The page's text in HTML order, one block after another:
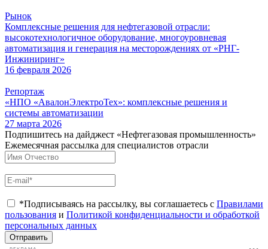
Рынок
Комплексные решения для нефтегазовой отрасли:
высокотехнологичное оборудование, многоуровневая
автоматизация и генерация на месторождениях от «РНГ-
Инжиниринг»
16 февраля 2026
Репортаж
«НПО «АвалонЭлектроТех»: комплексные решения и
системы автоматизации
27 марта 2026
Подпишитесь на дайджест «Нефтегазовая промышленность»
Ежемесячная рассылка для специалистов отрасли
*Подписываясь на рассылку, вы соглашаетесь с Правилами
пользования и Политикой конфиденциальности и обработкой
персональных данных
Отправить